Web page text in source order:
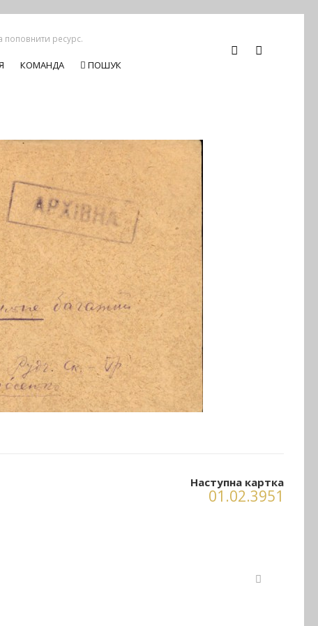
поповнити ресурс.
КОМАНДА ПОШУК
Наступна картка
01.02.3951